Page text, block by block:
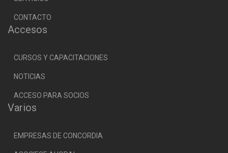
CONTACTO
Accesos
CURSOS Y CAPACITACIONES
NOTICIAS
ACCESO PARA SOCIOS
Varios
EMPRESAS DE CONCORDIA